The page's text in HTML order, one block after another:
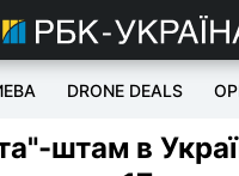
DRONE DEALS
штам в